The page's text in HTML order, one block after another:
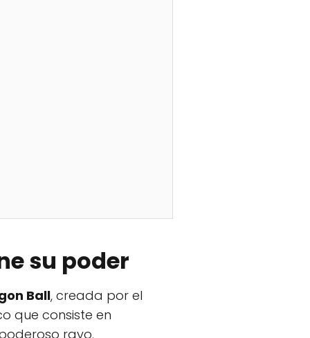
su poder
Ball, creada por el
que consiste en
rayo.